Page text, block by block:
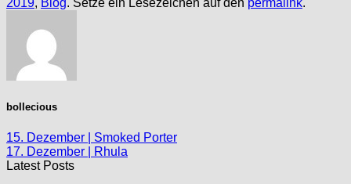
2019, Blog. Setze ein Lesezeichen auf den permalink.
bollecious
15. Dezember | Smoked Porter
17. Dezember | Rhula
Latest Posts